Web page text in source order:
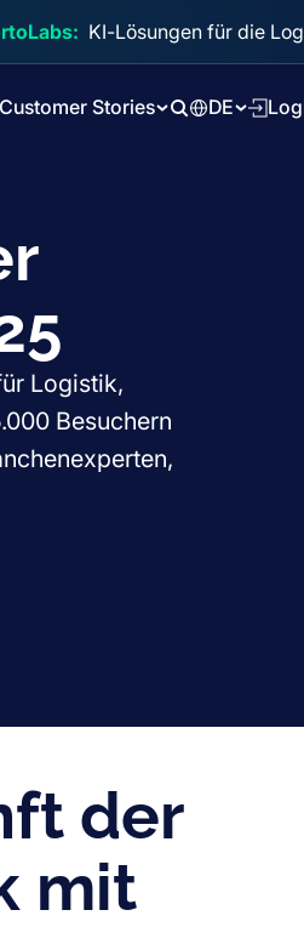
KI-Lösungen für die
Customer Stories
DE
Logistik,
Besuchern
der
mit